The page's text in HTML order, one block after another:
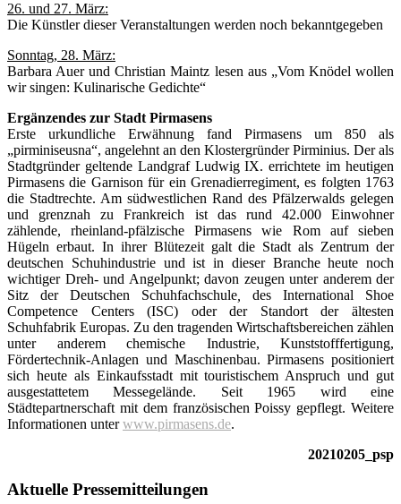
26. und 27. März:
Die Künstler dieser Veranstaltungen werden noch bekanntgegeben
Sonntag, 28. März:
Barbara Auer und Christian Maintz lesen aus „Vom Knödel wollen
wir singen: Kulinarische Gedichte“
Ergänzendes zur Stadt Pirmasens
Erste urkundliche Erwähnung fand Pirmasens um 850 als
„pirminiseusna“, angelehnt an den Klostergründer Pirminius. Der als
Stadtgründer geltende Landgraf Ludwig IX. errichtete im heutigen
Pirmasens die Garnison für ein Grenadierregiment, es folgten 1763
die Stadtrechte. Am südwestlichen Rand des Pfälzerwalds gelegen
und grenznah zu Frankreich ist das rund 42.000 Einwohner
zählende, rheinland-pfälzische Pirmasens wie Rom auf sieben
Hügeln erbaut. In ihrer Blütezeit galt die Stadt als Zentrum der
deutschen Schuhindustrie und ist in dieser Branche heute noch
wichtiger Dreh- und Angelpunkt; davon zeugen unter anderem der
Sitz der Deutschen Schuhfachschule, des International Shoe
Competence Centers (ISC) oder der Standort der ältesten
Schuhfabrik Europas. Zu den tragenden Wirtschaftsbereichen zählen
unter anderem chemische Industrie, Kunststofffertigung,
Fördertechnik-Anlagen und Maschinenbau. Pirmasens positioniert
sich heute als Einkaufsstadt mit touristischem Anspruch und gut
ausgestattetem Messegelände. Seit 1965 wird eine
Städtepartnerschaft mit dem französischen Poissy gepflegt. Weitere
Informationen unterwww.pirmasens.de.
20210205_psp
Seitenspalte
Aktuelle Pressemitteilungen